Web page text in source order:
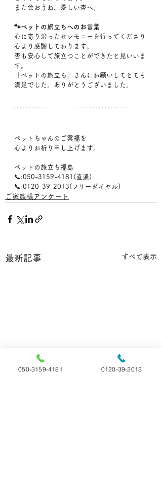
また会おうね、愛しい杏へ。
🐾ペットの旅立ちへのお言葉
心に寄り沿ったセレモニーを行ってくださり
心より感謝しております。
杏も安心して旅立つことができたと見いいま
す。
「ペットの旅立ち」さんにお願いしてとても
満足でした。ありがとうございました。
ペットちゃんのご冥福を
心よりお祈り申し上げます。
ペットの旅立ち福島
📞:050-3159-4181(直通)
📞:0120-39-2013(フリーダイヤル)
ご家族様アンケート
最新記事 すべて表示
050-3159-4181 0120-39-2013